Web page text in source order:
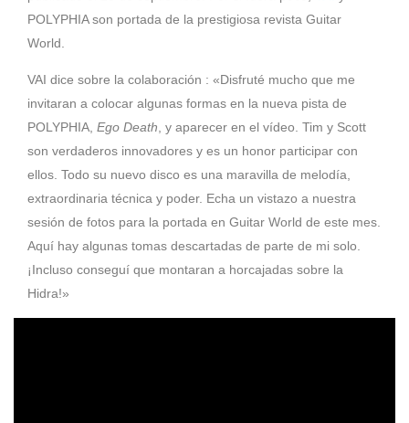
POLYPHIA son portada de la prestigiosa revista Guitar
World.
VAI dice sobre la colaboración : «Disfruté mucho que me
invitaran a colocar algunas formas en la nueva pista de
POLYPHIA, Ego Death, y aparecer en el vídeo. Tim y Scott
son verdaderos innovadores y es un honor participar con
ellos. Todo su nuevo disco es una maravilla de melodía,
extraordinaria técnica y poder. Echa un vistazo a nuestra
sesión de fotos para la portada en Guitar World de este mes.
Aquí hay algunas tomas descartadas de parte de mi solo.
¡Incluso conseguí que montaran a horcajadas sobre la
Hidra!»